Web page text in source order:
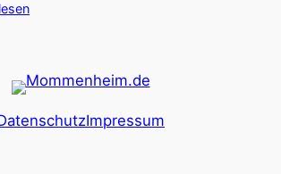
Impressum